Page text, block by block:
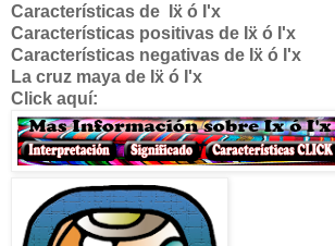
Características de
ẍ ó I'x
Características positivas de ẍ ó I'x
Características negativas de ẍ ó I'x
La cruz maya de ẍ ó I'x
Click aquí: